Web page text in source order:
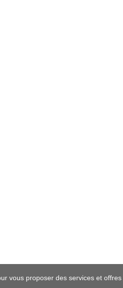
vous proposer des services et